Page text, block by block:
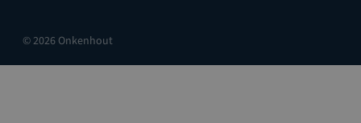
© 2026 Onkenhout